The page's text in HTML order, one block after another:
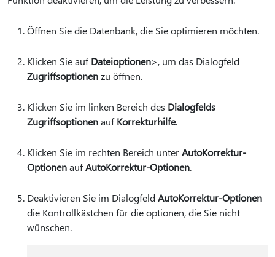
Öffnen Sie die Datenbank, die Sie optimieren möchten.
Klicken Sie aufDateioptionen>, um das Dialogfeld
Zugriffsoptionenzu öffnen.
Klicken Sie im linken Bereich des Dialogfelds
ZugriffsoptionenaufKorrekturhilfe.
Klicken Sie im rechten Bereich unterAutoKorrektur-
OptionenaufAutoKorrektur-Optionen.
Deaktivieren Sie im DialogfeldAutoKorrektur-Optionen
die Kontrollkästchen für die optionen, die Sie nicht
wünschen.